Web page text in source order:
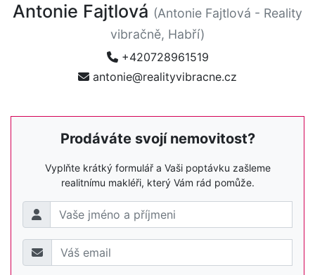
Antonie Fajtlová (Antonie Fajtlová - Reality
vibračně, Habří)
+420728961519
antonie@realityvibracne.cz
Prodáváte svojí nemovitost?
Vyplňte krátký formulář a Vaši poptávku zašleme
realitnímu makléři, který Vám rád pomůže.